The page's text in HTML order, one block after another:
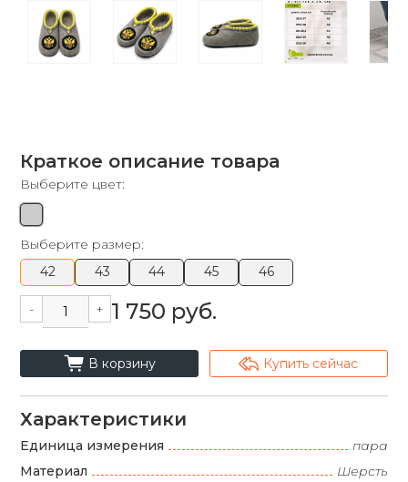
Краткое описание товара
Выберите цвет:
Выберите размер:
42
43 44 45 46
- + 1 750 руб.
cart_fill В корзину arrowshape_turn_up_left_2 Купить сейчас
Характеристики
Единица измерения
пара
Материал
Шерсть